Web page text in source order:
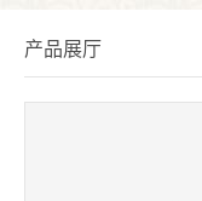
产品展厅